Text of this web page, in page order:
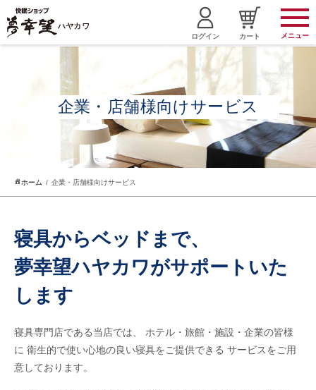
ログイン カート メニュー
企業・店舗様向けサービス
ホーム 企業・店舗様向けサービス
寝具からベッドまで、
夢幸望ハヤカワがサポートいた
します
寝具専門店である当店では、
ホテル・旅館・施設・企業の皆様
に 衛生的で使い心地の良い寝具をご提供できる サービスをご用
意しております。